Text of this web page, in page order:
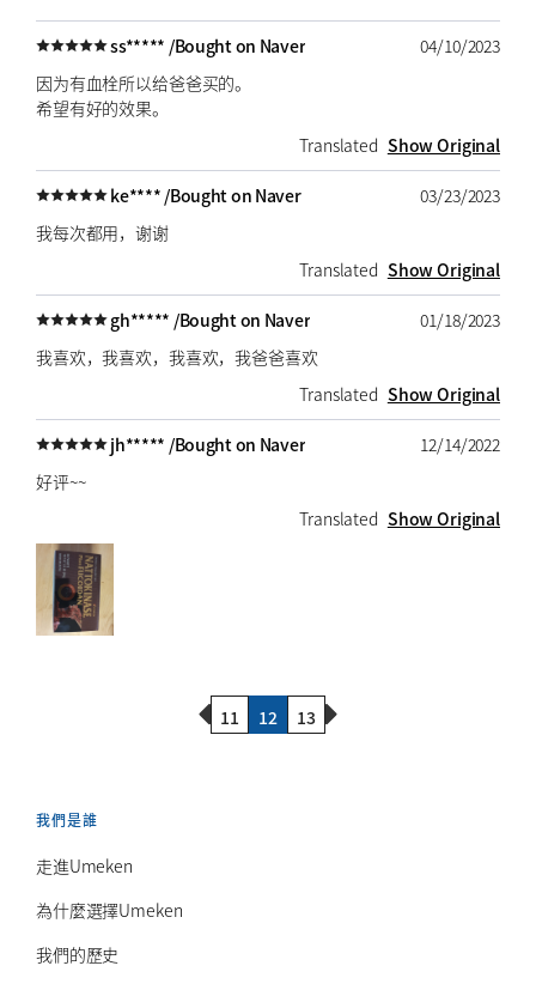
ss***** /Bought on Naver
04/10/2023
因为有血栓所以给爸爸买的。
希望有好的效果。
Translated Show Original
ke**** /Bought on Naver
03/23/2023
我每次都用，谢谢
Translated Show Original
gh***** /Bought on Naver
01/18/2023
我喜欢，我喜欢，我喜欢，我爸爸喜欢
Translated Show Original
jh***** /Bought on Naver
12/14/2022
好评~~
Translated Show Original
Previous Page
11 12 13 Next Page
我們是誰
走進Umeken
為什麼選擇Umeken
我們的歷史